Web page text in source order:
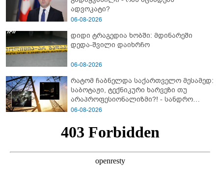
ადვოკატი?
06-08-2026
დიდი ტრაგედია ხობში: მდინარეში
დედა-შვილი დაიხრჩო
06-08-2026
რატომ ჩაბნელდა საქართველო მესამედ:
საბოტაჟი, ტექნიკური ხარვეზი თუ
არაპროფესიონალიზმი?! - სანდრო
თვალჭრელიძის ანალიზი
06-08-2026